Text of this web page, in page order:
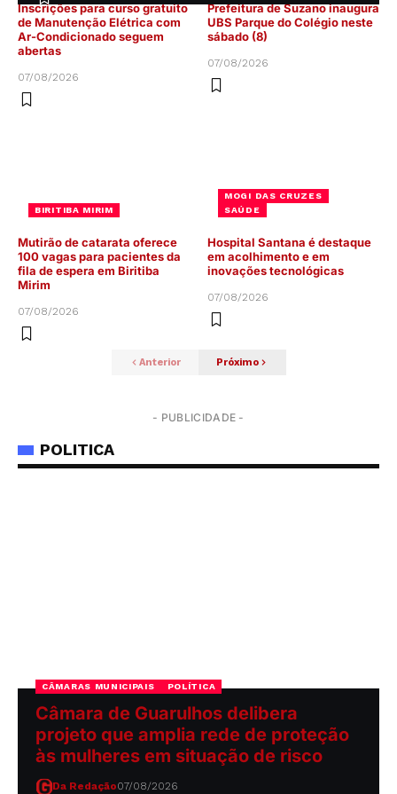
Inscrições para curso gratuito
de Manutenção Elétrica com
Ar-Condicionado seguem
abertas
07/08/2026
Prefeitura de Suzano inaugura
UBS Parque do Colégio neste
sábado (8)
07/08/2026
BIRITIBA MIRIM
Mutirão de catarata oferece
100 vagas para pacientes da
fila de espera em Biritiba
Mirim
07/08/2026
MOGI DAS CRUZES
SAÚDE
Hospital Santana é destaque
em acolhimento e em
inovações tecnológicas
07/08/2026
Anterior Próximo
- PUBLICIDADE -
POLITICA
CÂMARAS MUNICIPAIS POLÍTICA
Câmara de Guarulhos delibera
projeto que amplia rede de proteção
às mulheres em situação de risco
Da Redação07/08/2026